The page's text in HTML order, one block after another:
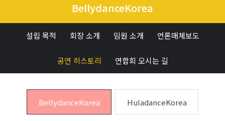
BellydanceKorea
설립 목적 회장 소개 임원 소개 언론매체보도
공연 히스토리 연합회 오시는 길
BellydanceKorea HuladanceKorea